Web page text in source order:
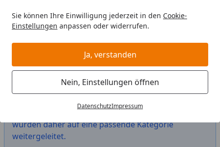
Sie können Ihre Einwilligung jederzeit in den Cookie-
Einstellungen anpassen oder widerrufen.
Ja, verstanden
Nein, Einstellungen öffnen
DatenschutzImpressum
Aquarienfilter, Pumpen &
Zubehör
Aquaristik Aquarienfilter, Pumpen & Zubehör
Das von Ihnen gesuchte Produkt "Aquatlantis Bio-
Filter 200" ist leider nicht mehr verfügbar. Sie
wurden daher auf eine passende Kategorie
weitergeleitet.